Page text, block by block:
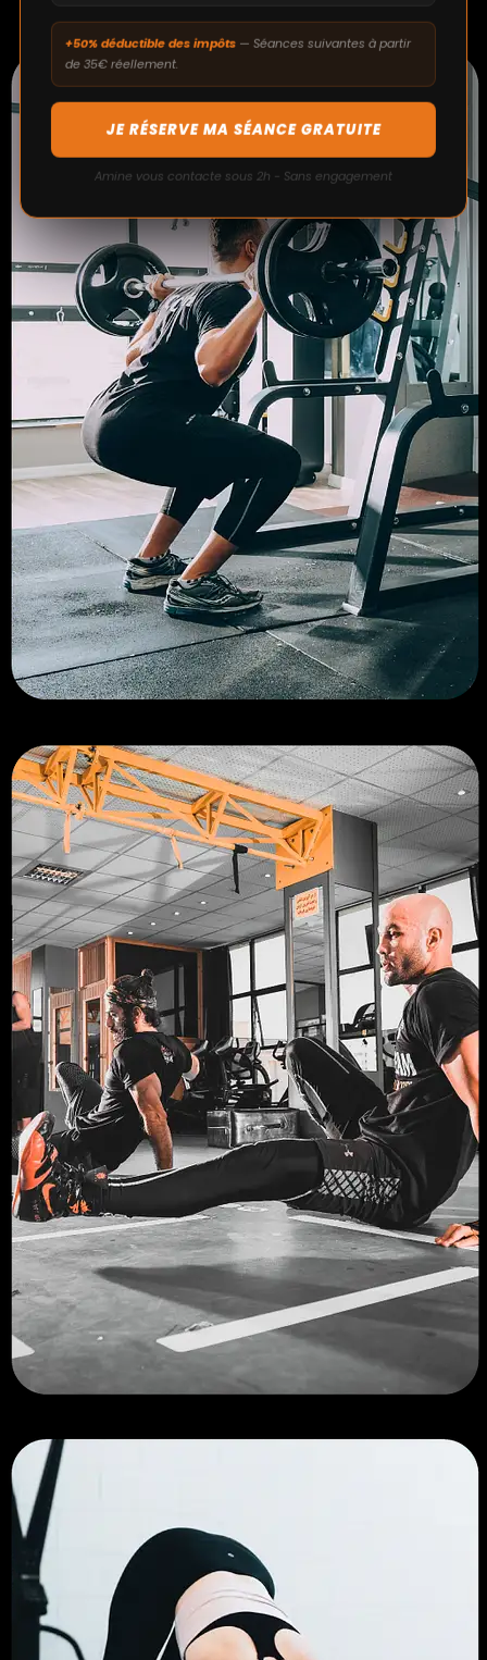
RENFORCEMENT
MUSCULAIRE
Le renforcement musculaire qualifie toute activité
qui tend à exercer les muscles de manière à faire
évoluer son corps, à le rendre plus résistant, plus
mobile, plus fonctionnel.
En savoir plus
CIRCUIT TRAINING​
Le circuit training est une méthode de
renforcement musculaire complète qui consiste à
réaliser plusieurs séries d’exercices les uns après
les autres.
En savoir plus
+50% déductible des impôts— Séances suivantes à partir
de 35€ réellement.
JE RÉSERVE MA SÉANCE GRATUITE
Amine vous contacte sous 2h - Sans engagement